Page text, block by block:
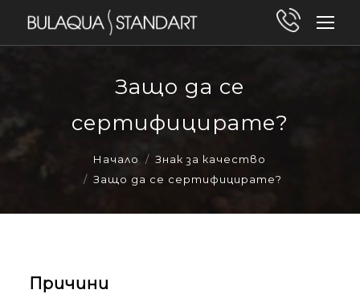
Защо да се
сертифицирате?
You are here:
Начало
Знак за качество
Защо да се сертифицирате?
Причини